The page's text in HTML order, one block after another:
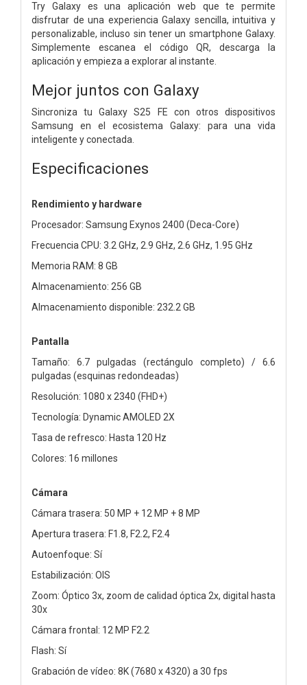
Try Galaxy es una aplicación web que te permite
disfrutar de una experiencia Galaxy sencilla, intuitiva y
personalizable, incluso sin tener un smartphone Galaxy.
Simplemente escanea el código QR, descarga la
aplicación y empieza a explorar al instante.
Mejor juntos con Galaxy
Sincroniza tu Galaxy S25 FE con otros dispositivos
Samsung en el ecosistema Galaxy: para una vida
inteligente y conectada.
Especificaciones
Rendimiento y hardware
Procesador: Samsung Exynos 2400 (Deca-Core)
Frecuencia CPU: 3.2 GHz, 2.9 GHz, 2.6 GHz, 1.95 GHz
Memoria RAM: 8 GB
Almacenamiento: 256 GB
Almacenamiento disponible: 232.2 GB
Pantalla
Tamaño: 6.7 pulgadas (rectángulo completo) / 6.6
pulgadas (esquinas redondeadas)
Resolución: 1080 x 2340 (FHD+)
Tecnología: Dynamic AMOLED 2X
Tasa de refresco: Hasta 120 Hz
Colores: 16 millones
Cámara
Cámara trasera: 50 MP + 12 MP + 8 MP
Apertura trasera: F1.8, F2.2, F2.4
Autoenfoque: Sí
Estabilización: OIS
Zoom: Óptico 3x, zoom de calidad óptica 2x, digital hasta
30x
Cámara frontal: 12 MP F2.2
Flash: Sí
Grabación de vídeo: 8K (7680 x 4320) a 30 fps